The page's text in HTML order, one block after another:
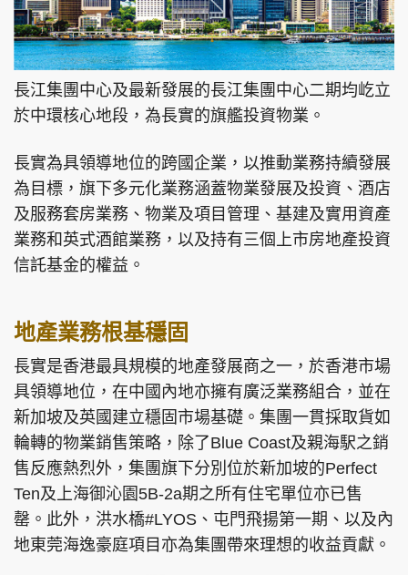
長江集團中心及最新發展的長江集團中心二期均屹立
於中環核心地段，為長實的旗艦投資物業。
長實為具領導地位的跨國企業，以推動業務持續發展
為目標，旗下多元化業務涵蓋物業發展及投資、酒店
及服務套房業務、物業及項目管理、基建及實用資產
業務和英式酒館業務，以及持有三個上市房地產投資
信託基金的權益。
地產業務根基穩固
長實是香港最具規模的地產發展商之一，於香港市場
具領導地位，在中國內地亦擁有廣泛業務組合，並在
新加坡及英國建立穩固市場基礎。集團一貫採取貨如
輪轉的物業銷售策略，除了Blue Coast及親海駅之銷
售反應熱烈外，集團旗下分別位於新加坡的Perfect
Ten及上海御沁園5B-2a期之所有住宅單位亦已售
罄。此外，洪水橋#LYOS、屯門飛揚第一期、以及內
地東莞海逸豪庭項目亦為集團帶來理想的收益貢獻。